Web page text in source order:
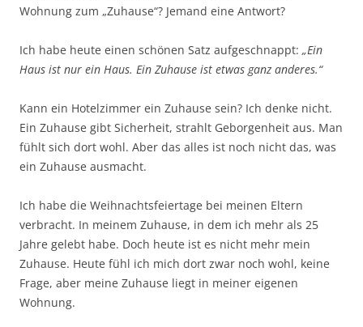
Wohnung zum „Zuhause“? Jemand eine Antwort?
Ich habe heute einen schönen Satz aufgeschnappt: „Ein
Haus ist nur ein Haus. Ein Zuhause ist etwas ganz anderes.“
Kann ein Hotelzimmer ein Zuhause sein? Ich denke nicht.
Ein Zuhause gibt Sicherheit, strahlt Geborgenheit aus. Man
fühlt sich dort wohl. Aber das alles ist noch nicht das, was
ein Zuhause ausmacht.
Ich habe die Weihnachtsfeiertage bei meinen Eltern
verbracht. In meinem Zuhause, in dem ich mehr als 25
Jahre gelebt habe. Doch heute ist es nicht mehr mein
Zuhause. Heute fühl ich mich dort zwar noch wohl, keine
Frage, aber meine Zuhause liegt in meiner eigenen
Wohnung.